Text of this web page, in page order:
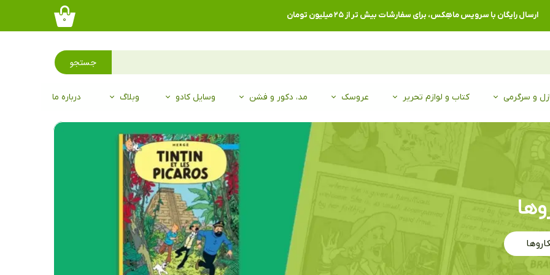
۰ ارسال رایگان با سرویس ماهِکس، برای سفارشات بیش تر از ۲۵ میلیون تومان
جستجو
و سرگرمی کتاب و لوازم تحریر عروسک مد، دکور و فشن وسایل کادو وبلاگ درباره ما